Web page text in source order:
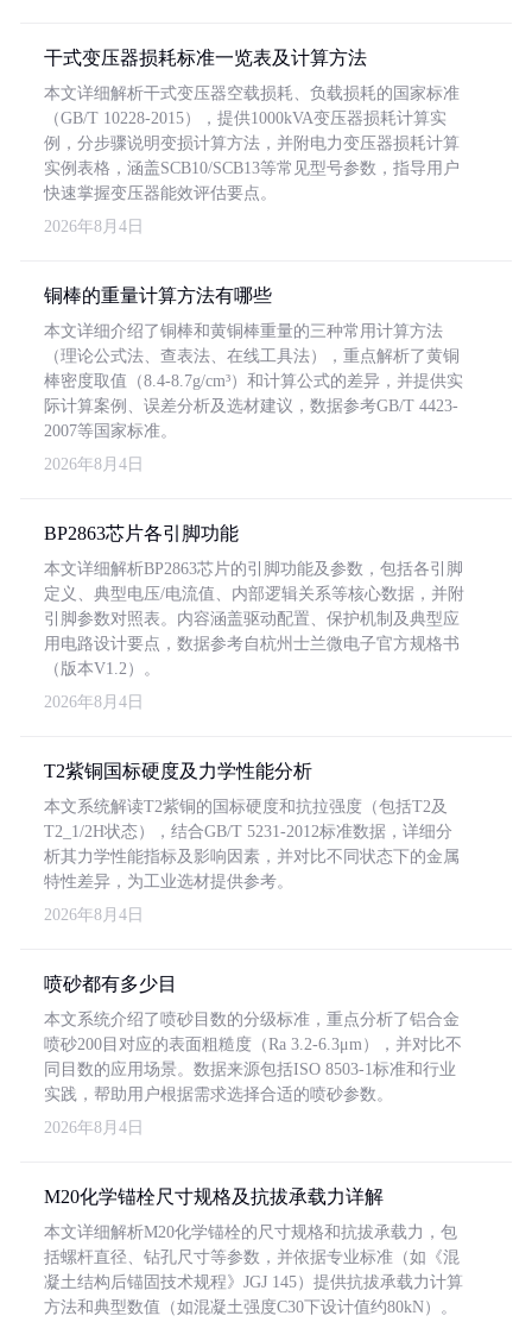
干式变压器损耗标准一览表及计算方法
本文详细解析干式变压器空载损耗、负载损耗的国家标准
（GB/T 10228-2015），提供1000kVA变压器损耗计算实
例，分步骤说明变损计算方法，并附电力变压器损耗计算
实例表格，涵盖SCB10/SCB13等常见型号参数，指导用户
快速掌握变压器能效评估要点。
2026年8月4日
铜棒的重量计算方法有哪些
本文详细介绍了铜棒和黄铜棒重量的三种常用计算方法
（理论公式法、查表法、在线工具法），重点解析了黄铜
棒密度取值（8.4-8.7g/cm³）和计算公式的差异，并提供实
际计算案例、误差分析及选材建议，数据参考GB/T 4423-
2007等国家标准。
2026年8月4日
BP2863芯片各引脚功能
本文详细解析BP2863芯片的引脚功能及参数，包括各引脚
定义、典型电压/电流值、内部逻辑关系等核心数据，并附
引脚参数对照表。内容涵盖驱动配置、保护机制及典型应
用电路设计要点，数据参考自杭州士兰微电子官方规格书
（版本V1.2）。
2026年8月4日
T2紫铜国标硬度及力学性能分析
本文系统解读T2紫铜的国标硬度和抗拉强度（包括T2及
T2_1/2H状态），结合GB/T 5231-2012标准数据，详细分
析其力学性能指标及影响因素，并对比不同状态下的金属
特性差异，为工业选材提供参考。
2026年8月4日
喷砂都有多少目
本文系统介绍了喷砂目数的分级标准，重点分析了铝合金
喷砂200目对应的表面粗糙度（Ra 3.2-6.3μm），并对比不
同目数的应用场景。数据来源包括ISO 8503-1标准和行业
实践，帮助用户根据需求选择合适的喷砂参数。
2026年8月4日
M20化学锚栓尺寸规格及抗拔承载力详解
本文详细解析M20化学锚栓的尺寸规格和抗拔承载力，包
括螺杆直径、钻孔尺寸等参数，并依据专业标准（如《混
凝土结构后锚固技术规程》JGJ 145）提供抗拔承载力计算
方法和典型数值（如混凝土强度C30下设计值约80kN）。